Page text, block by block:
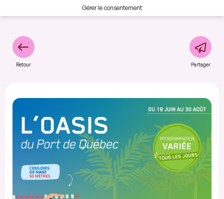
Gérer le consentement
Retour Partager